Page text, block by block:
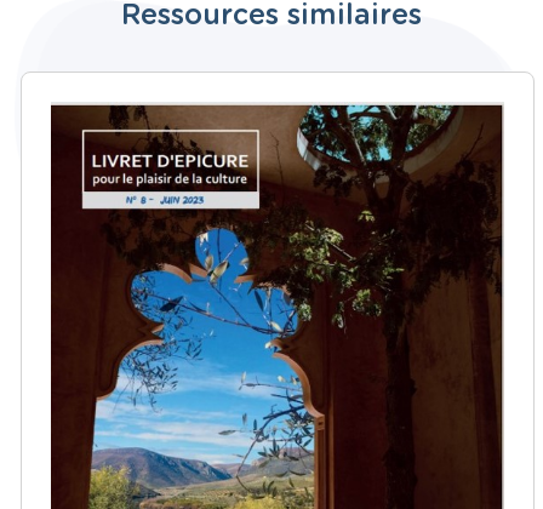
Ressources similaires